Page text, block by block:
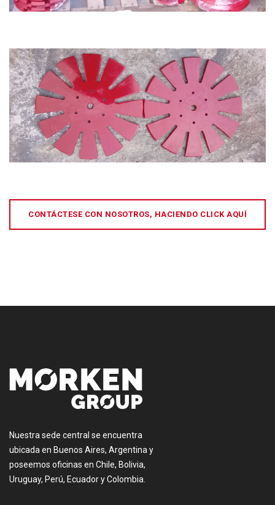
CONTÁCTESE CON NOSOTROS, HACIENDO CLICK AQUÍ
Nuestra sede central se encuentra
ubicada en Buenos Aires, Argentina y
poseemos oficinas en Chile, Bolivia,
Uruguay, Perú, Ecuador y Colombia.